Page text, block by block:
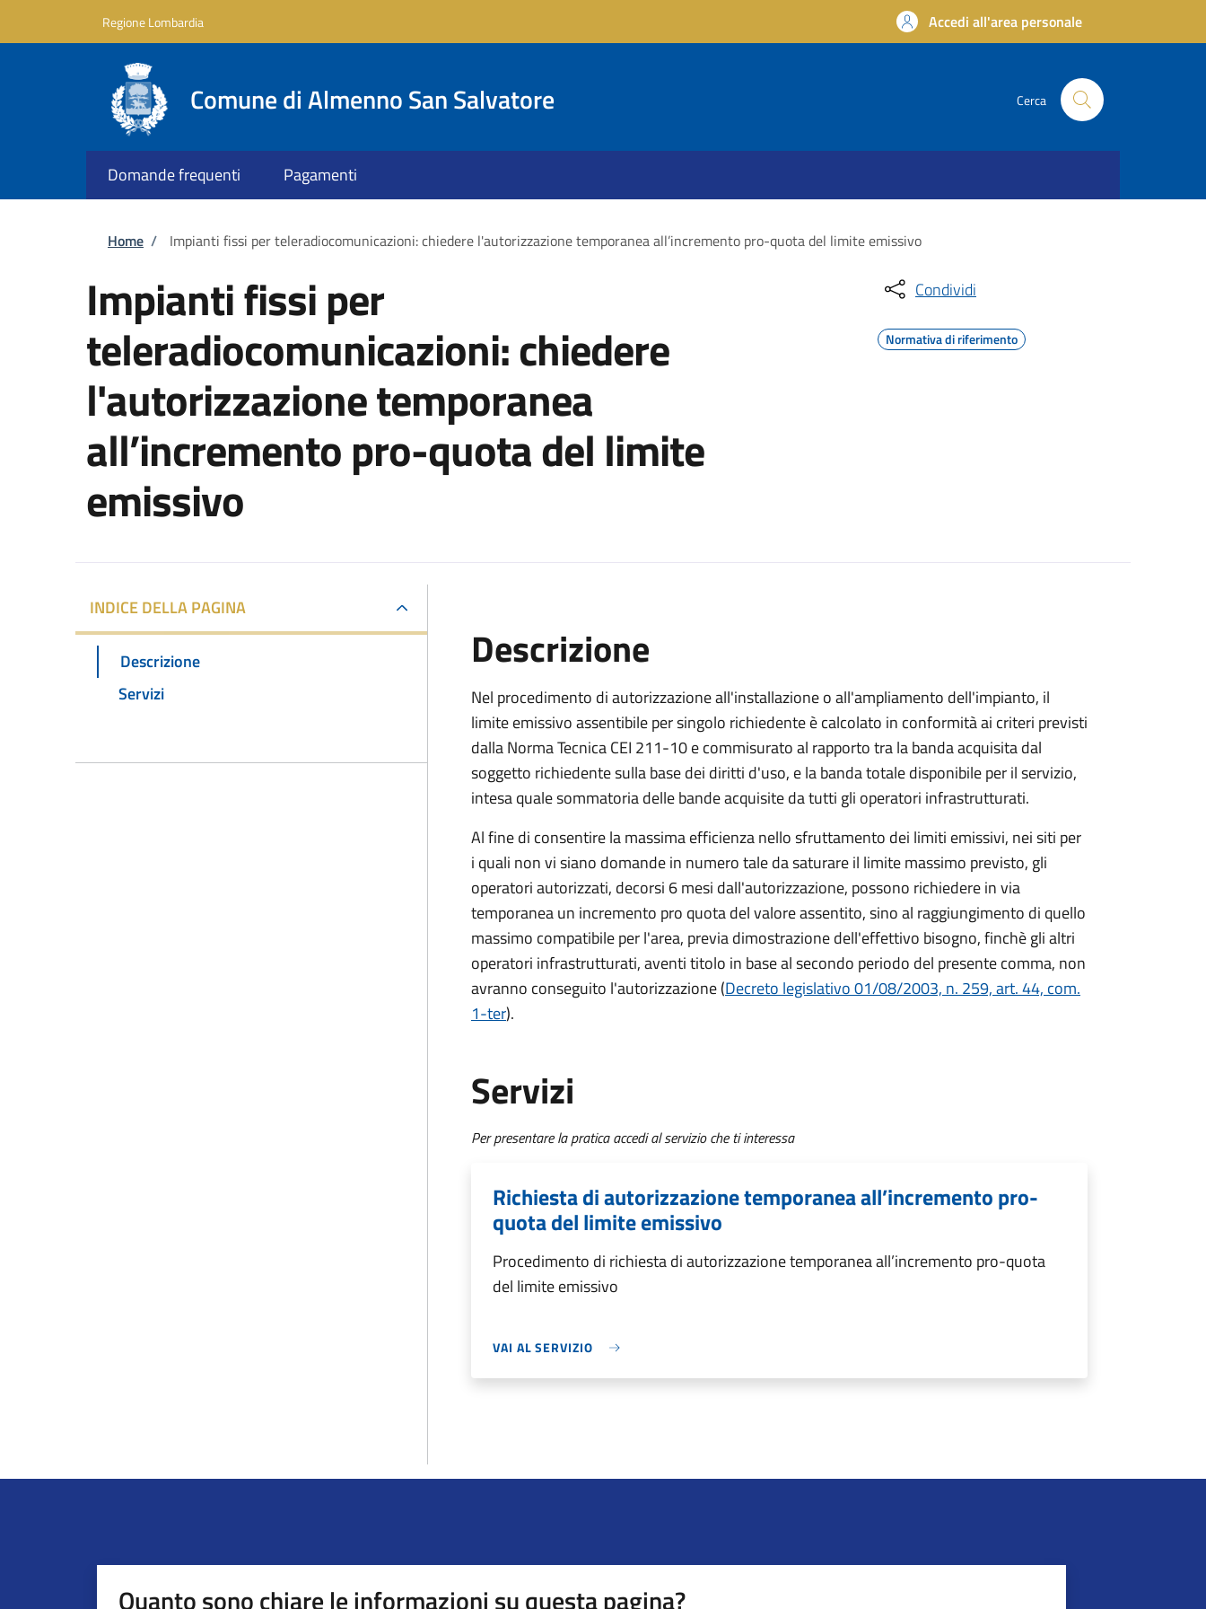
Regione Lombardia Accedi all'area personale
Comune di Almenno San Salvatore Cerca
Domande frequenti Pagamenti
Briciole di pane
Home / Impianti fissi per teleradiocomunicazioni: chiedere l'autorizzazione temporanea all’incremento pro-quota del limite emissivo
Impianti fissi per
teleradiocomunicazioni: chiedere
l'autorizzazione temporanea
all’incremento pro-quota del limite
emissivo
Condividi
Normativa di riferimento
INDICE DELLA PAGINA
Descrizione
Servizi
Descrizione
Nel procedimento di autorizzazione all'installazione o all'ampliamento dell'impianto, il
limite emissivo assentibile per singolo richiedente è calcolato in conformità ai criteri previsti
dalla Norma Tecnica CEI 211-10 e commisurato al rapporto tra la banda acquisita dal
soggetto richiedente sulla base dei diritti d'uso, e la banda totale disponibile per il servizio,
intesa quale sommatoria delle bande acquisite da tutti gli operatori infrastrutturati.
Al fine di consentire la massima efficienza nello sfruttamento dei limiti emissivi, nei siti per
i quali non vi siano domande in numero tale da saturare il limite massimo previsto, gli
operatori autorizzati, decorsi 6 mesi dall'autorizzazione, possono richiedere in via
temporanea un incremento pro quota del valore assentito, sino al raggiungimento di quello
massimo compatibile per l'area, previa dimostrazione dell'effettivo bisogno, finchè gli altri
operatori infrastrutturati, aventi titolo in base al secondo periodo del presente comma, non
avranno conseguito l'autorizzazione (Decreto legislativo 01/08/2003, n. 259, art. 44, com.
1-ter).
Servizi
Per presentare la pratica accedi al servizio che ti interessa
Richiesta di autorizzazione temporanea all’incremento pro-
quota del limite emissivo
Procedimento di richiesta di autorizzazione temporanea all’incremento pro-quota
del limite emissivo
VAI AL SERVIZIO
Quanto sono chiare le informazioni su questa pagina?